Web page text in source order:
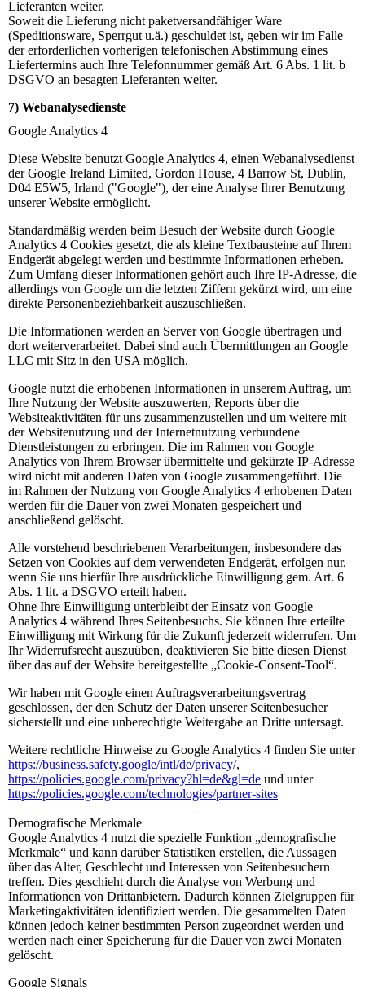
Lieferanten weiter.
Soweit die Lieferung nicht paketversandfähiger Ware
(Speditionsware, Sperrgut u.ä.) geschuldet ist, geben wir im Falle
der erforderlichen vorherigen telefonischen Abstimmung eines
Liefertermins auch Ihre Telefonnummer gemäß Art. 6 Abs. 1 lit. b
DSGVO an besagten Lieferanten weiter.
7) Webanalysedienste
Google Analytics 4
Diese Website benutzt Google Analytics 4, einen Webanalysedienst
der Google Ireland Limited, Gordon House, 4 Barrow St, Dublin,
D04 E5W5, Irland ("Google"), der eine Analyse Ihrer Benutzung
unserer Website ermöglicht.
Standardmäßig werden beim Besuch der Website durch Google
Analytics 4 Cookies gesetzt, die als kleine Textbausteine auf Ihrem
Endgerät abgelegt werden und bestimmte Informationen erheben.
Zum Umfang dieser Informationen gehört auch Ihre IP-Adresse, die
allerdings von Google um die letzten Ziffern gekürzt wird, um eine
direkte Personenbeziehbarkeit auszuschließen.
Die Informationen werden an Server von Google übertragen und
dort weiterverarbeitet. Dabei sind auch Übermittlungen an Google
LLC mit Sitz in den USA möglich.
Google nutzt die erhobenen Informationen in unserem Auftrag, um
Ihre Nutzung der Website auszuwerten, Reports über die
Websiteaktivitäten für uns zusammenzustellen und um weitere mit
der Websitenutzung und der Internetnutzung verbundene
Dienstleistungen zu erbringen. Die im Rahmen von Google
Analytics von Ihrem Browser übermittelte und gekürzte IP-Adresse
wird nicht mit anderen Daten von Google zusammengeführt. Die
im Rahmen der Nutzung von Google Analytics 4 erhobenen Daten
werden für die Dauer von zwei Monaten gespeichert und
anschließend gelöscht.
Alle vorstehend beschriebenen Verarbeitungen, insbesondere das
Setzen von Cookies auf dem verwendeten Endgerät, erfolgen nur,
wenn Sie uns hierfür Ihre ausdrückliche Einwilligung gem. Art. 6
Abs. 1 lit. a DSGVO erteilt haben.
Ohne Ihre Einwilligung unterbleibt der Einsatz von Google
Analytics 4 während Ihres Seitenbesuchs. Sie können Ihre erteilte
Einwilligung mit Wirkung für die Zukunft jederzeit widerrufen. Um
Ihr Widerrufsrecht auszuüben, deaktivieren Sie bitte diesen Dienst
über das auf der Website bereitgestellte „Cookie-Consent-Tool“.
Wir haben mit Google einen Auftragsverarbeitungsvertrag
geschlossen, der den Schutz der Daten unserer Seitenbesucher
sicherstellt und eine unberechtigte Weitergabe an Dritte untersagt.
Weitere rechtliche Hinweise zu Google Analytics 4 finden Sie unter
https://business.safety.google/intl/de/privacy/,
https://policies.google.com/privacy?hl=de&gl=de und unter
https://policies.google.com/technologies/partner-sites
Demografische Merkmale
Google Analytics 4 nutzt die spezielle Funktion „demografische
Merkmale“ und kann darüber Statistiken erstellen, die Aussagen
über das Alter, Geschlecht und Interessen von Seitenbesuchern
treffen. Dies geschieht durch die Analyse von Werbung und
Informationen von Drittanbietern. Dadurch können Zielgruppen für
Marketingaktivitäten identifiziert werden. Die gesammelten Daten
können jedoch keiner bestimmten Person zugeordnet werden und
werden nach einer Speicherung für die Dauer von zwei Monaten
gelöscht.
Google Signals